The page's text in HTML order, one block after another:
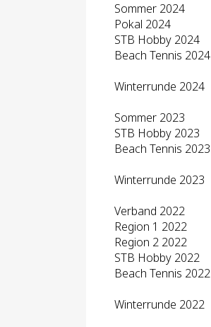
Sommer 2024
Pokal 2024
STB Hobby 2024
Beach Tennis 2024
Winterrunde 2024
Sommer 2023
STB Hobby 2023
Beach Tennis 2023
Winterrunde 2023
Verband 2022
Region 1 2022
Region 2 2022
STB Hobby 2022
Beach Tennis 2022
Winterrunde 2022